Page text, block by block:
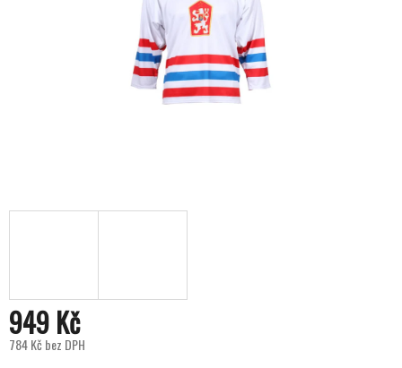
949 Kč
784 Kč bez DPH